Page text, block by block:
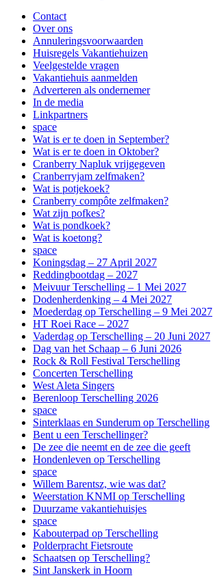
Contact
Over ons
Annuleringsvoorwaarden
Huisregels Vakantiehuizen
Veelgestelde vragen
Vakantiehuis aanmelden
Adverteren als ondernemer
In de media
Linkpartners
space
Wat is er te doen in September?
Wat is er te doen in Oktober?
Cranberry Napluk vrijgegeven
Cranberryjam zelfmaken?
Wat is potjekoek?
Cranberry compôte zelfmaken?
Wat zijn pofkes?
Wat is pondkoek?
Wat is koetong?
space
Koningsdag – 27 April 2027
Reddingbootdag – 2027
Meivuur Terschelling – 1 Mei 2027
Dodenherdenking – 4 Mei 2027
Moederdag op Terschelling – 9 Mei 2027
HT Roei Race – 2027
Vaderdag op Terschelling – 20 Juni 2027
Dag van het Schaap – 6 Juni 2026
Rock & Roll Festival Terschelling
Concerten Terschelling
West Aleta Singers
Berenloop Terschelling 2026
space
Sinterklaas en Sunderum op Terschelling
Bent u een Terschellinger?
De zee die neemt en de zee die geeft
Hondenleven op Terschelling
space
Willem Barentsz, wie was dat?
Weerstation KNMI op Terschelling
Duurzame vakantiehuisjes
space
Kabouterpad op Terschelling
Polderpracht Fietsroute
Schaatsen op Terschelling?
Sint Janskerk in Hoorn